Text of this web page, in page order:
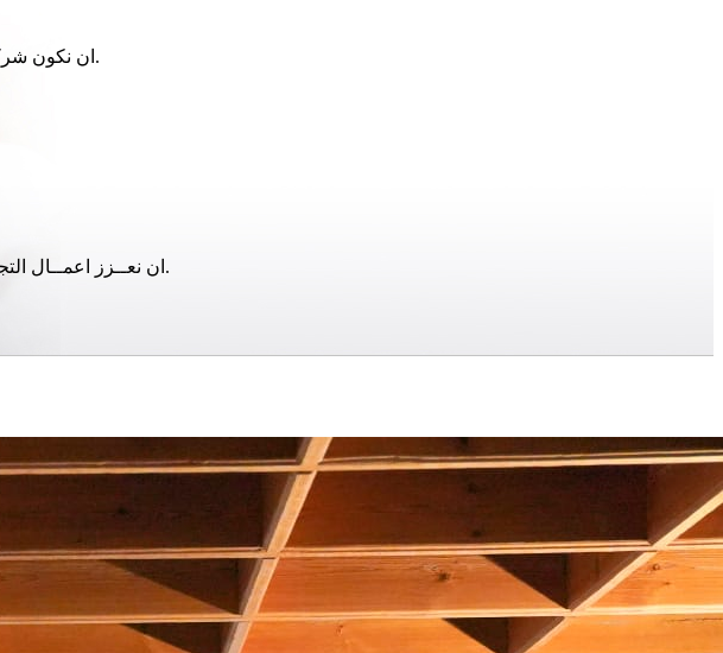
ان نكون شركة رائدة تحقق التميز محليا وعالمياً في مجال الإستثمار في قطاع الامتياز التجاري (الفرنشايز) بمعايير عالمية.
ان نعــزز اعمــال التجـــارة فـي قطــاع الفـرنشــايــز من خلال جلب الإستثمار ذات القيمة المضافة وفق معايير الجــودة الشاملة.